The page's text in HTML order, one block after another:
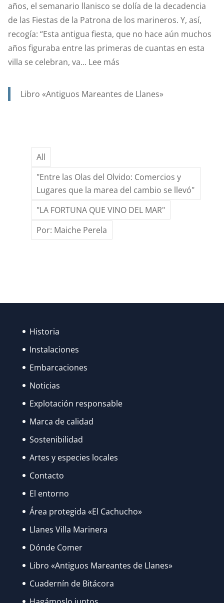
años, el semanario llanisco se dolía de la decadencia
de las Fiestas de la Patrona de los marineros. Y, así,
recogía: “Esta antigua fiesta, que no hace aún muchos
años figuraba entre las primeras de cuantas en esta
villa se celebran, va... Lee más:
1923,
AL
ESFUERZO
DE
MUCHOS,
Libro «Antiguos Mareantes de Llanes»
All
"Entre las Olas del Olvido: Comercios y
Lugares que la marea del cambio se llevó"
"LA FORTUNA QUE VINO DEL MAR"
Por: Maiche Perela
Historia
Instalaciones
Embarcaciones
Noticias
Explotación responsable
Marca de calidad
Sostenibilidad
Artes y especies locales
Contacto
El entorno
Área protegida «El Cachucho»
Llanes Villa Marinera
Dónde Comer
Libro «Antiguos Mareantes de Llanes»
Cuadernín de Bitácora